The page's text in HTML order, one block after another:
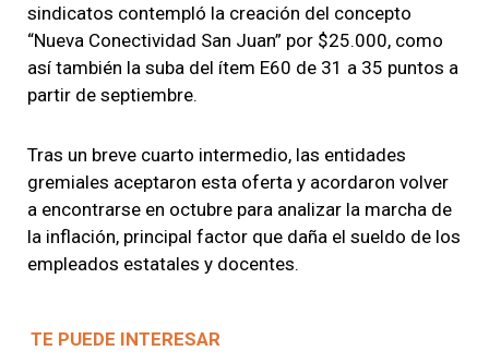
sindicatos contempló la creación del concepto
“Nueva Conectividad San Juan” por $25.000, como
así también la suba del ítem E60 de 31 a 35 puntos a
partir de septiembre.
Tras un breve cuarto intermedio, las entidades
gremiales aceptaron esta oferta y acordaron volver
a encontrarse en octubre para analizar la marcha de
la inflación, principal factor que daña el sueldo de los
empleados estatales y docentes.
TE PUEDE INTERESAR